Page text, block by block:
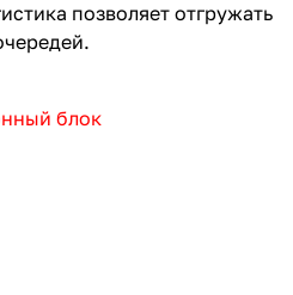
позволяет отгружать
блок